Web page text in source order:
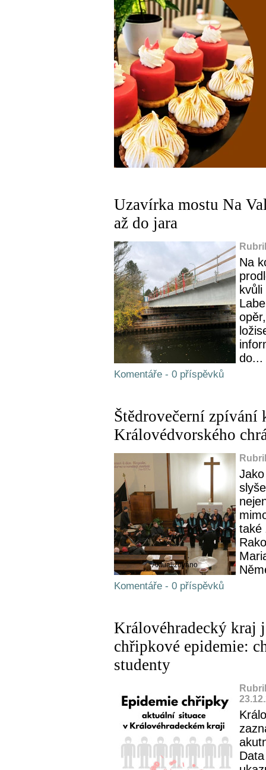
Uzavírka mostu Na
až do jara
Na
do...
Komentáře - 0 příspěvků
Štědrovečerní zpívání
Královédvorského
Aktualizováno
také
Komentáře - 0 příspěvků
Královéhradecký kraj
chřipkové epidemie:
studenty